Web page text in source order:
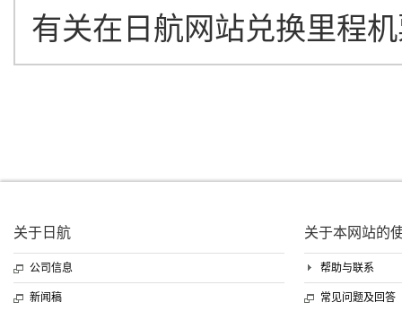
有关在日航网站兑换里程
关于日航
公司信息
新闻稿
关于本网站的
帮助与联系
常见问题及回答